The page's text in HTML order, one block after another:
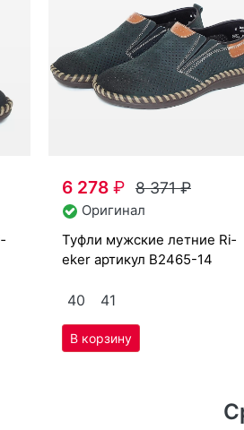
6 278 ₽ 8 371₽
Оригинал
туф­ли мужс­кие лет­ние Ri­
eker артикул B2465-14
40 41